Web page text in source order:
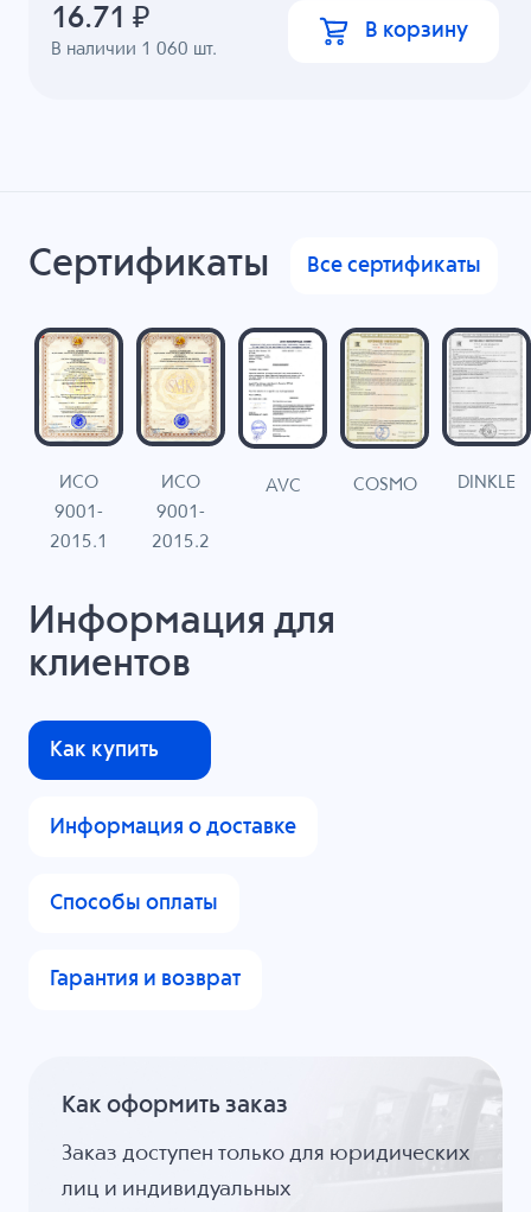
В наличии 1 060 шт.
16.71 ₽ В корзину
Сертификаты Все сертификаты
ИСО
9001-
2015.1
ИСО
9001-
2015.2
AVC COSMO DINKLE
Информация для
клиентов
Как купить
Информация о доставке
Способы оплаты
Гарантия и возврат
Как оформить заказ
Заказ доступен только для юридических
лиц и индивидуальных